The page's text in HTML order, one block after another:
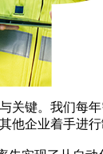
关键。我们每
他企业着手进行